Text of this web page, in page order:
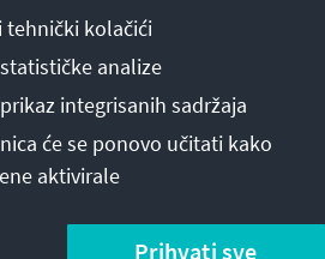
Barriere melden
Sitemap
Stiftung e.V. 2026
tehnički kolačići
analize
integrisanih sadržaja
će se ponovo učitati kako
aktivirale
Prihvati sve